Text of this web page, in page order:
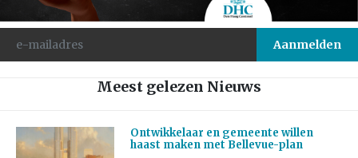
Meest gelezen Nieuws
Ontwikkelaar en gemeente willen
haast maken met Bellevue-plan